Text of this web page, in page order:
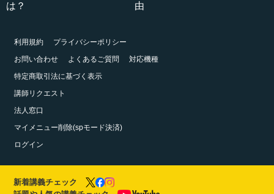
は？
由
利用規約
プライバシーポリシー
お問い合わせ
よくあるご質問
対応機種
特定商取引法に基づく表示
講師リクエスト
法人窓口
マイメニュー削除(spモード決済)
ログイン
新着講義チェック